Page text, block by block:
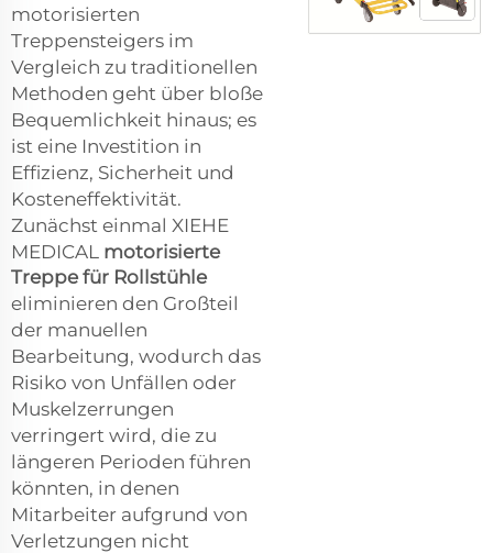
motorisierten
Treppensteigers im
Vergleich zu traditionellen
Methoden geht über bloße
Bequemlichkeit hinaus; es
ist eine Investition in
Effizienz, Sicherheit und
Kosteneffektivität.
Zunächst einmal XIEHE
MEDICAL motorisierte
Treppe für Rollstühle
eliminieren den Großteil
der manuellen
Bearbeitung, wodurch das
Risiko von Unfällen oder
Muskelzerrungen
verringert wird, die zu
längeren Perioden führen
könnten, in denen
Mitarbeiter aufgrund von
Verletzungen nicht